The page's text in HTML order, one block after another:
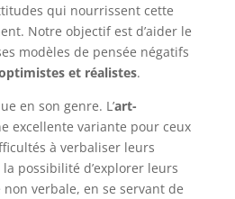
qui nourrissent cette
Notre objectif est d’aider le
modèles de pensée négatifs
et réalistes.
en son genre. L’art-
excellente variante pour ceux
à verbaliser leurs
possibilité d’explorer leurs
verbale, en se servant de